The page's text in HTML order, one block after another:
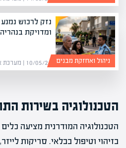
נזק לרכוש
ומדויקת בנהריה
10/05/26 | מערכת אפיק ניהול ואחזקת מבנים
הטכנולוגיה בשירות
הטכנולוגיה המודרנית מציעה
בזיהוי וטיפול בבלאי. סריקות